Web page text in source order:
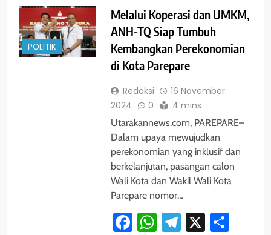
POLITIK
Melalui Koperasi dan UMKM,
ANH-TQ Siap Tumbuh
Kembangkan Perekonomian
di Kota Parepare
Redaksi
16 November
2024
0 4 mins
Utarakannews.com, PAREPARE–
Dalam upaya mewujudkan
perekonomian yang inklusif dan
berkelanjutan, pasangan calon
Wali Kota dan Wakil Wali Kota
Parepare nomor…
Facebook
WhatsApp
Telegram
X